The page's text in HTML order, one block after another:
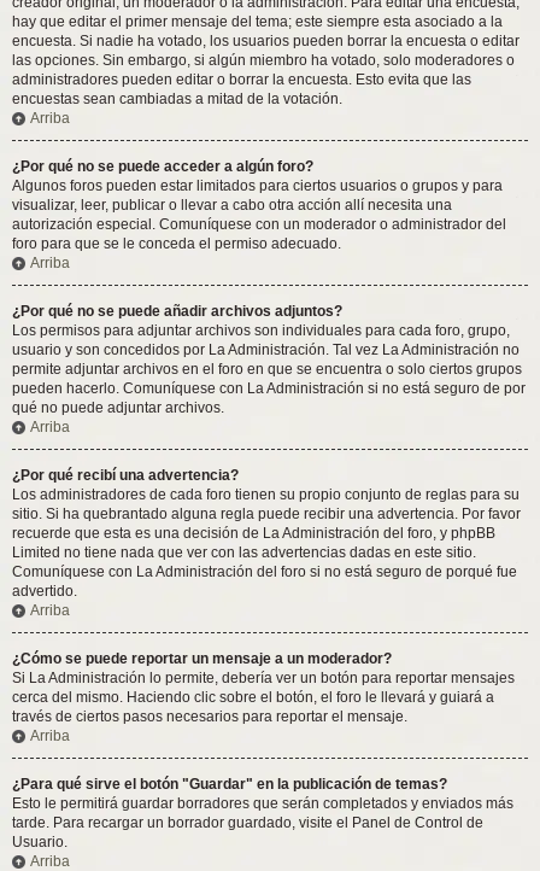
hay que editar el primer mensaje del tema; este siempre esta asociado a la
encuesta. Si nadie ha votado, los usuarios pueden borrar la encuesta o editar
las opciones. Sin embargo, si algún miembro ha votado, solo moderadores o
administradores pueden editar o borrar la encuesta. Esto evita que las
encuestas sean cambiadas a mitad de la votación.
Arriba
¿Por qué no se puede acceder a algún foro?
Algunos foros pueden estar limitados para ciertos usuarios o grupos y para
visualizar, leer, publicar o llevar a cabo otra acción allí necesita una
autorización especial. Comuníquese con un moderador o administrador del
foro para que se le conceda el permiso adecuado.
Arriba
¿Por qué no se puede añadir archivos adjuntos?
Los permisos para adjuntar archivos son individuales para cada foro, grupo,
usuario y son concedidos por La Administración. Tal vez La Administración no
permite adjuntar archivos en el foro en que se encuentra o solo ciertos grupos
pueden hacerlo. Comuníquese con La Administración si no está seguro de por
qué no puede adjuntar archivos.
Arriba
¿Por qué recibí una advertencia?
Los administradores de cada foro tienen su propio conjunto de reglas para su
sitio. Si ha quebrantado alguna regla puede recibir una advertencia. Por favor
recuerde que esta es una decisión de La Administración del foro, y phpBB
Limited no tiene nada que ver con las advertencias dadas en este sitio.
Comuníquese con La Administración del foro si no está seguro de porqué fue
advertido.
Arriba
¿Cómo se puede reportar un mensaje a un moderador?
Si La Administración lo permite, debería ver un botón para reportar mensajes
cerca del mismo. Haciendo clic sobre el botón, el foro le llevará y guiará a
través de ciertos pasos necesarios para reportar el mensaje.
Arriba
¿Para qué sirve el botón "Guardar" en la publicación de temas?
Esto le permitirá guardar borradores que serán completados y enviados más
tarde. Para recargar un borrador guardado, visite el Panel de Control de
Usuario.
Arriba